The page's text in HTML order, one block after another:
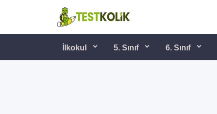
İlkokul 5. Sınıf 6. Sınıf